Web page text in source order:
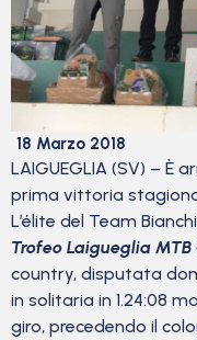
18 Marzo 2018
LAIGUEGLIA (SV) – È
prima vittoria
L’élite del Team
Trofeo Laigueglia MTB
country, disputata
in solitaria in 1.24:08
giro, precedendo il